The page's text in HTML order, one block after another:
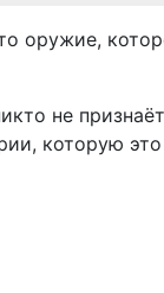
оружие,
не
которую